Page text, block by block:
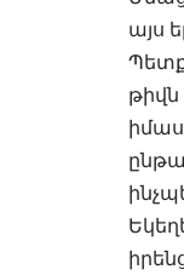
այս